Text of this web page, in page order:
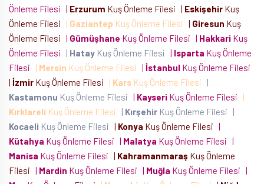
Önleme Filesi | Erzurum Kuş Önleme Filesi | Eskişehir Kuş
Önleme Filesi
| Gaziantep Kuş Önleme Filesi | Giresun Kuş
Önleme Filesi | Gümüşhane Kuş Önleme Filesi | Hakkari Kuş
Önleme Filesi
| Hatay Kuş Önleme Filesi | Isparta Kuş Önleme
Filesi
| Mersin Kuş Önleme Filesi | İstanbul Kuş Önleme Filesi
| İzmir Kuş Önleme Filesi | Kars Kuş Önleme Filesi
|
Kastamonu Kuş Önleme Filesi | Kayseri Kuş Önleme Filesi
|
Kırklareli Kuş Önleme Filesi | Kırşehir Kuş Önleme Filesi
|
Kocaeli Kuş Önleme Filesi | Konya Kuş Önleme Filesi |
Kütahya Kuş Önleme Filesi | Malatya Kuş Önleme Filesi |
Manisa Kuş Önleme Filesi | Kahramanmaraş Kuş Önleme
Filesi | Mardin Kuş Önleme Filesi | Muğla Kuş Önleme Filesi |